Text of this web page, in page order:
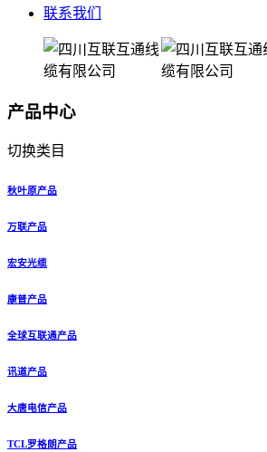
联系我们
产品中心
切换类目
秋叶原产品
万联产品
宏安光缆
康普产品
全球互联通产品
讯道产品
大唐电信产品
TCL罗格朗产品